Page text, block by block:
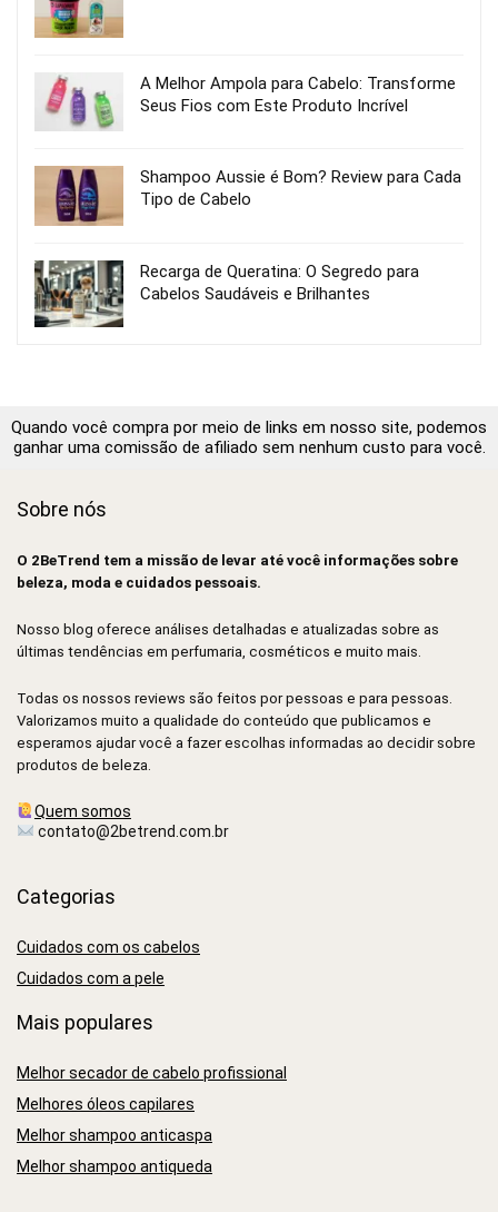
A Melhor Ampola para Cabelo: Transforme
Seus Fios com Este Produto Incrível
Shampoo Aussie é Bom? Review para Cada
Tipo de Cabelo
Recarga de Queratina: O Segredo para
Cabelos Saudáveis e Brilhantes
Quando você compra por meio de links em nosso site, podemos
ganhar uma comissão de afiliado sem nenhum custo para você.
Sobre nós
O 2BeTrend tem a missão de levar até você informações sobre
beleza, moda e cuidados pessoais.
Nosso blog oferece análises detalhadas e atualizadas sobre as
últimas tendências em perfumaria, cosméticos e muito mais.
Todas os nossos reviews são feitos por pessoas e para pessoas.
Valorizamos muito a qualidade do conteúdo que publicamos e
esperamos ajudar você a fazer escolhas informadas ao decidir sobre
produtos de beleza.
Quem somos
contato@2betrend.com.br
Categorias
Cuidados com os cabelos
Cuidados com a pele
Mais populares
Melhor secador de cabelo profissional
Melhores óleos capilares
Melhor shampoo anticaspa
Melhor shampoo antiqueda